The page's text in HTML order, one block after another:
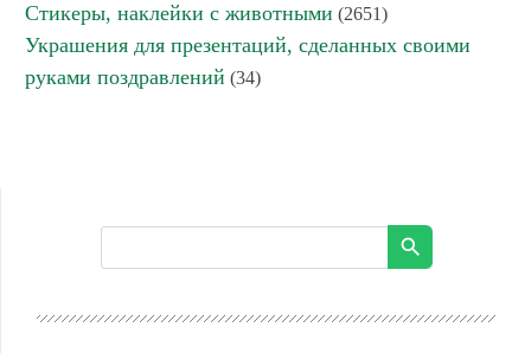
Стикеры, наклейки с животными (2651)
Украшения для презентаций, сделанных своими
руками поздравлений (34)